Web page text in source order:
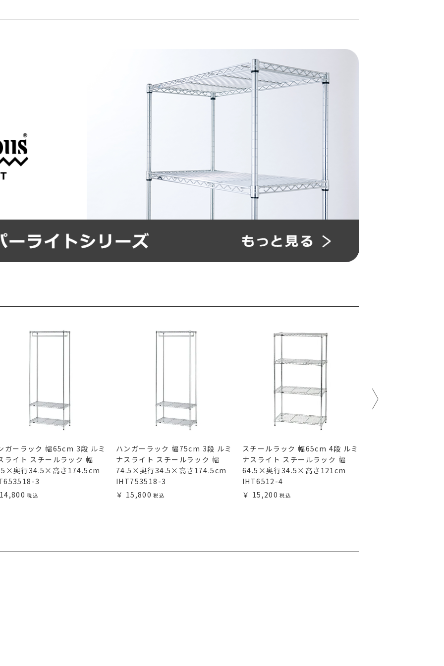
ガーラック 幅65cm 3段 ルミ
ライト スチールラック 幅
奥行34.5×高さ174.5cm
3
ハンガーラック 幅75cm 3段 ルミ
ナスライト スチールラック 幅
74.5×奥行34.5×高さ174.5cm
IHT753518-3
15,800
スチールラック 幅65cm 4段 ルミ
ナスライト スチールラック 幅
64.5×奥行34.5×高さ121cm
IHT6512-4
15,200